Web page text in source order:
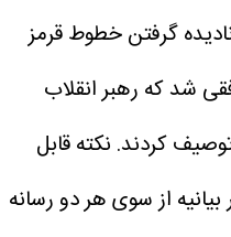
گرفتن خطوط قرمز
توافقی شد که رهبر انقلاب
کردند. نکته قابل
از سوی هر دو رسانه